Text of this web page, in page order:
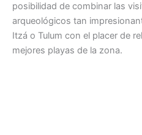
posibilidad de combinar las
arqueológicos tan
Itzá o Tulum con el placer de
mejores playas de la zona.